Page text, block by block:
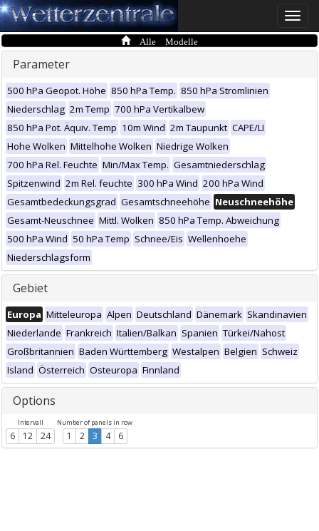
Toggle
Alle Modelle
Parameter
500 hPa Geopot. Höhe 850 hPa Temp. 850 hPa Stromlinien
Niederschlag 2m Temp 700 hPa Vertikalbew
850 hPa Pot. Äquiv. Temp 10m Wind 2m Taupunkt CAPE/LI
Hohe Wolken Mittelhohe Wolken Niedrige Wolken
700 hPa Rel. Feuchte Min/Max Temp. Gesamtniederschlag
Spitzenwind 2m Rel. feuchte 300 hPa Wind 200 hPa Wind
Gesamtbedeckungsgrad Gesamtschneehöhe Neuschneehöhe
Gesamt-Neuschnee Mittl. Wolken 850 hPa Temp. Abweichung
500 hPa Wind 50 hPa Temp Schnee/Eis Wellenhoehe
Niederschlagsform
Gebiet
Europa Mitteleuropa Alpen Deutschland Dänemark Skandinavien
Niederlande Frankreich Italien/Balkan Spanien Türkei/Nahost
Großbritannien Baden Württemberg Westalpen Belgien Schweiz
Island Österreich Osteuropa Finnland
Options
Intervall
6 12 24
Number of panels in row
1 2 3 4 6